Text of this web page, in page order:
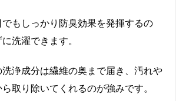
もしっかり防臭効果を発揮するの
洗濯できます。
浄成分は繊維の奥まで届き、汚れや
取り除いてくれるのが強みです。